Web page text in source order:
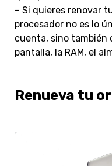
– Si quieres renovar
procesador no es lo
cuenta, sino también
pantalla, la RAM, el
Renueva tu